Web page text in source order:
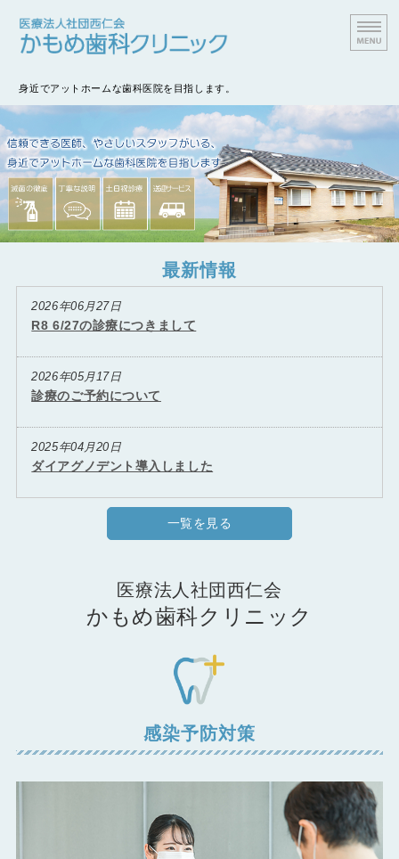
かもめ歯科クリニック
身近でアットホームな歯科医院を目指します。
診療内容
院長紹介
自費診療について
アクセス
最新情報
2026年06月27日
R8 6/27の診療につきまして
2026年05月17日
診療のご予約について
2025年04月20日
ダイアグノデント導入しました
一覧を見る
医療法人社団西仁会
かもめ歯科クリニック
感染予防対策